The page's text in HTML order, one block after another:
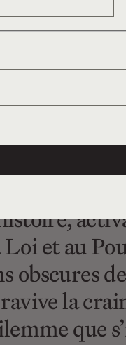
de
entre le
dans
le primaire,
répulsion.
et au
obscures
la
que